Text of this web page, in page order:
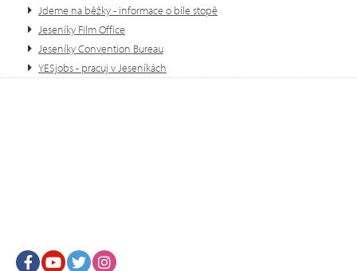
Jdeme na běžky - informace o bíle stopě
Jeseníky Film Office
Jeseníky Convention Bureau
YESjobs - pracuj v Jeseníkách
FacebookYoutubeTwitter